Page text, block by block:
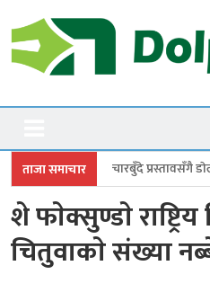
to
content
Dolpanews
ताजा समाचार
प्रस्तावसँगै डाेल्पाकाे काइकेमा नेकपाकाे ९९
शे फाेक्सुण्डाे राष्ट्रिय
चितुवाकाे संख्या